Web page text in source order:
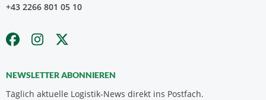
+43 2266 801 05 10
NEWSLETTER ABONNIEREN
Täglich aktuelle Logistik-News direkt ins Postfach.